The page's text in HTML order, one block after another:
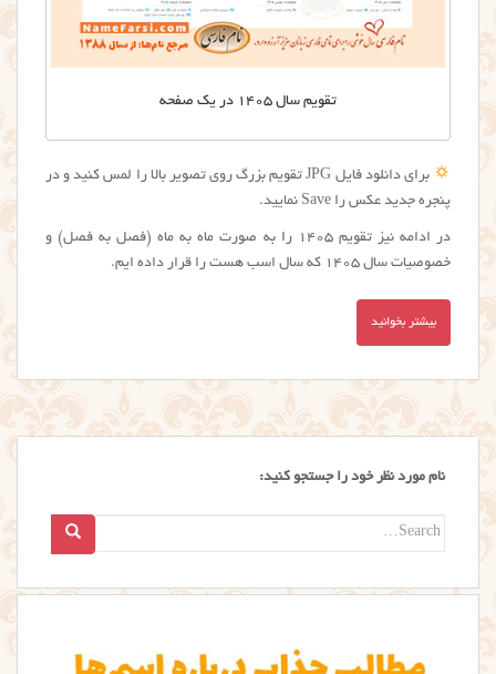
تقویم سال 1405 در یک صفحه
برای دانلود فایل JPG تقویم بزرگ روی تصویر بالا را لمس کنید و در
پنجره جدید عکس را Save نمایید.
در ادامه نیز تقویم 1405 را به صورت ماه به ماه (فصل به فصل) و
خصوصیات سال 1405 که سال اسب هست را قرار داده ایم.
بیشتر بخوانید
نام مورد نظر خود را جستجو کنید:
Search